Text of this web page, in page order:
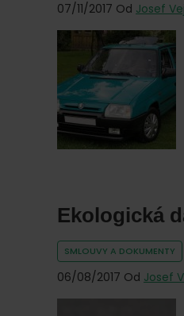
07/11/2017 Od Josef
Ekologická
SMLOUVY A DOKUMENTY
06/08/2017 Od Josef